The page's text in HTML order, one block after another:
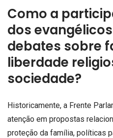
Como a
dos
debates sobre
liberdade
sociedade?
Historicamente, a Frente
atenção em propostas
proteção da família, políticas